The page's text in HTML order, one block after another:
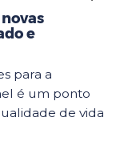
e
para a
é um ponto
de vida